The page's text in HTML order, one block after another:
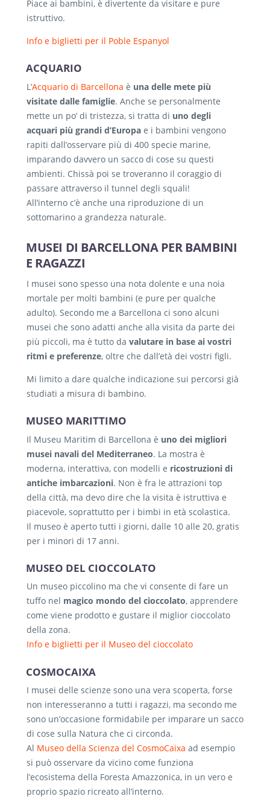
Piace ai bambini, è divertente da visitare e pure
istruttivo.
Info e biglietti per il Poble Espanyol
ACQUARIO
L’Acquario di Barcellona è una delle mete più
visitate dalle famiglie. Anche se personalmente
mette un po’ di tristezza, si tratta di uno degli
acquari più grandi d’Europa e i bambini vengono
rapiti dall’osservare più di 400 specie marine,
imparando davvero un sacco di cose su questi
ambienti. Chissà poi se troveranno il coraggio di
passare attraverso il tunnel degli squali!
All’interno c’è anche una riproduzione di un
sottomarino a grandezza naturale.
MUSEI DI BARCELLONA PER BAMBINI
E RAGAZZI
I musei sono spesso una nota dolente e una noia
mortale per molti bambini (e pure per qualche
adulto). Secondo me a Barcellona ci sono alcuni
musei che sono adatti anche alla visita da parte dei
più piccoli, ma è tutto da valutare in base ai vostri
ritmi e preferenze, oltre che dall’età dei vostri figli.
Mi limito a dare qualche indicazione sui percorsi già
studiati a misura di bambino.
MUSEO MARITTIMO
Il Museu Maritim di Barcellona è uno dei migliori
musei navali del Mediterraneo. La mostra è
moderna, interattiva, con modelli e ricostruzioni di
antiche imbarcazioni. Non è fra le attrazioni top
della città, ma devo dire che la visita è istruttiva e
piacevole, soprattutto per i bimbi in età scolastica.
Il museo è aperto tutti i giorni, dalle 10 alle 20, gratis
per i minori di 17 anni.
MUSEO DEL CIOCCOLATO
Un museo piccolino ma che vi consente di fare un
tuffo nel magico mondo del cioccolato, apprendere
come viene prodotto e gustare il miglior cioccolato
della zona.
Info e biglietti per il Museo del cioccolato
COSMOCAIXA
I musei delle scienze sono una vera scoperta, forse
non interesseranno a tutti i ragazzi, ma secondo me
sono un’occasione formidabile per imparare un sacco
di cose sulla Natura che ci circonda.
Al Museo della Scienza del CosmoCaixa ad esempio
si può osservare da vicino come funziona
l’ecosistema della Foresta Amazzonica, in un vero e
proprio spazio ricreato all’interno.